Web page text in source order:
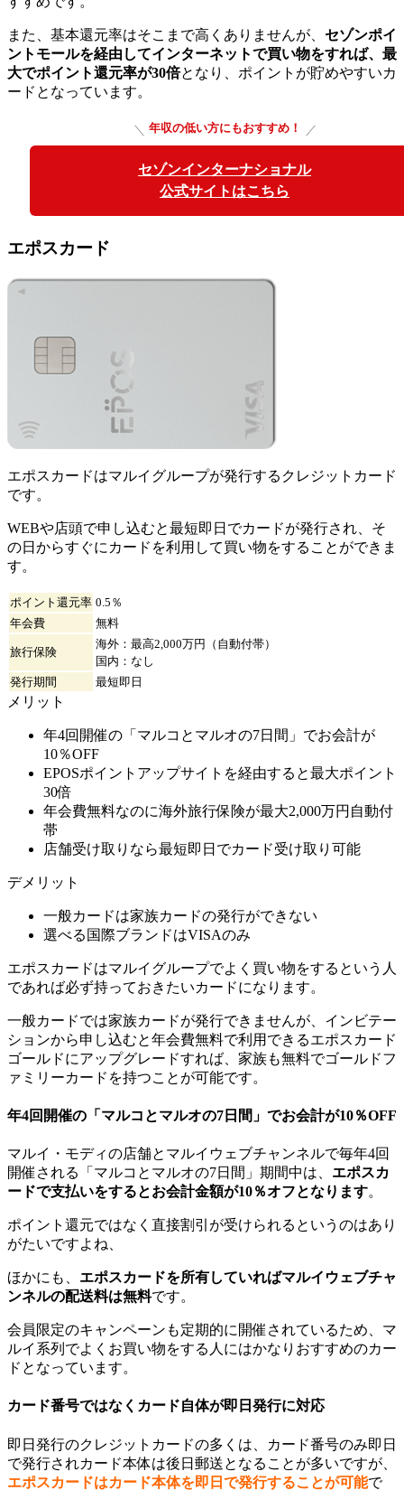
また、基本還元率はそこまで高くありませんが、 セゾンポイ
ントモールを経由してインターネットで買い物をすれば、最
大でポイント還元率が30倍となり、ポイントが貯めやすいカ
ードとなっています。
年収の低い方にもおすすめ！
セゾンインターナショナル
公式サイトはこちら
エポスカード
エポスカードはマルイグループが発行するクレジットカード
です。
WEBや店頭で申し込むと最短即日でカードが発行され、そ
の日からすぐにカードを利用して買い物をすることができま
す。
ポイント還元率 0.5％
年会費
無料
旅行保険
海外：最高2,000万円（自動付帯）
国内：なし
発行期間
最短即日
メリット
年4回開催の「マルコとマルオの7日間」でお会計が
10％OFF
EPOSポイントアップサイトを経由すると最大ポイント
30倍
年会費無料なのに海外旅行保険が最大2,000万円自動付
帯
店舗受け取りなら最短即日でカード受け取り可能
デメリット
一般カードは家族カードの発行ができない
選べる国際ブランドはVISAのみ
エポスカードはマルイグループでよく買い物をするという人
であれば必ず持っておきたいカードになります。
一般カードでは家族カードが発行できませんが、インビテー
ションから申し込むと年会費無料で利用できるエポスカード
ゴールドにアップグレードすれば、家族も無料でゴールドフ
ァミリーカードを持つことが可能です。
年4回開催の「マルコとマルオの7日間」でお会計が10％OFF
マルイ・モディの店舗とマルイウェブチャンネルで毎年4回
開催される「マルコとマルオの7日間」期間中は、 エポスカ
ードで支払いをするとお会計金額が10％オフとなります。
ポイント還元ではなく直接割引が受けられるというのはあり
がたいですよね、
ほかにも、 エポスカードを所有していればマルイウェブチャ
ンネルの配送料は無料です。
会員限定のキャンペーンも定期的に開催されているため、マ
ルイ系列でよくお買い物をする人にはかなりおすすめのカー
ドとなっています。
カード番号ではなくカード自体が即日発行に対応
即日発行のクレジットカードの多くは、カード番号のみ即日
で発行されカード本体は後日郵送となることが多いですが、
エポスカードはカード本体を即日で発行することが可能で